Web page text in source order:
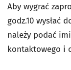
Aby wygrać
godz.10 wysłać
należy podać
kontaktowego i